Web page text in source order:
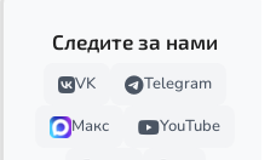
Следите за нами
VK
Telegram
Макс
YouTube